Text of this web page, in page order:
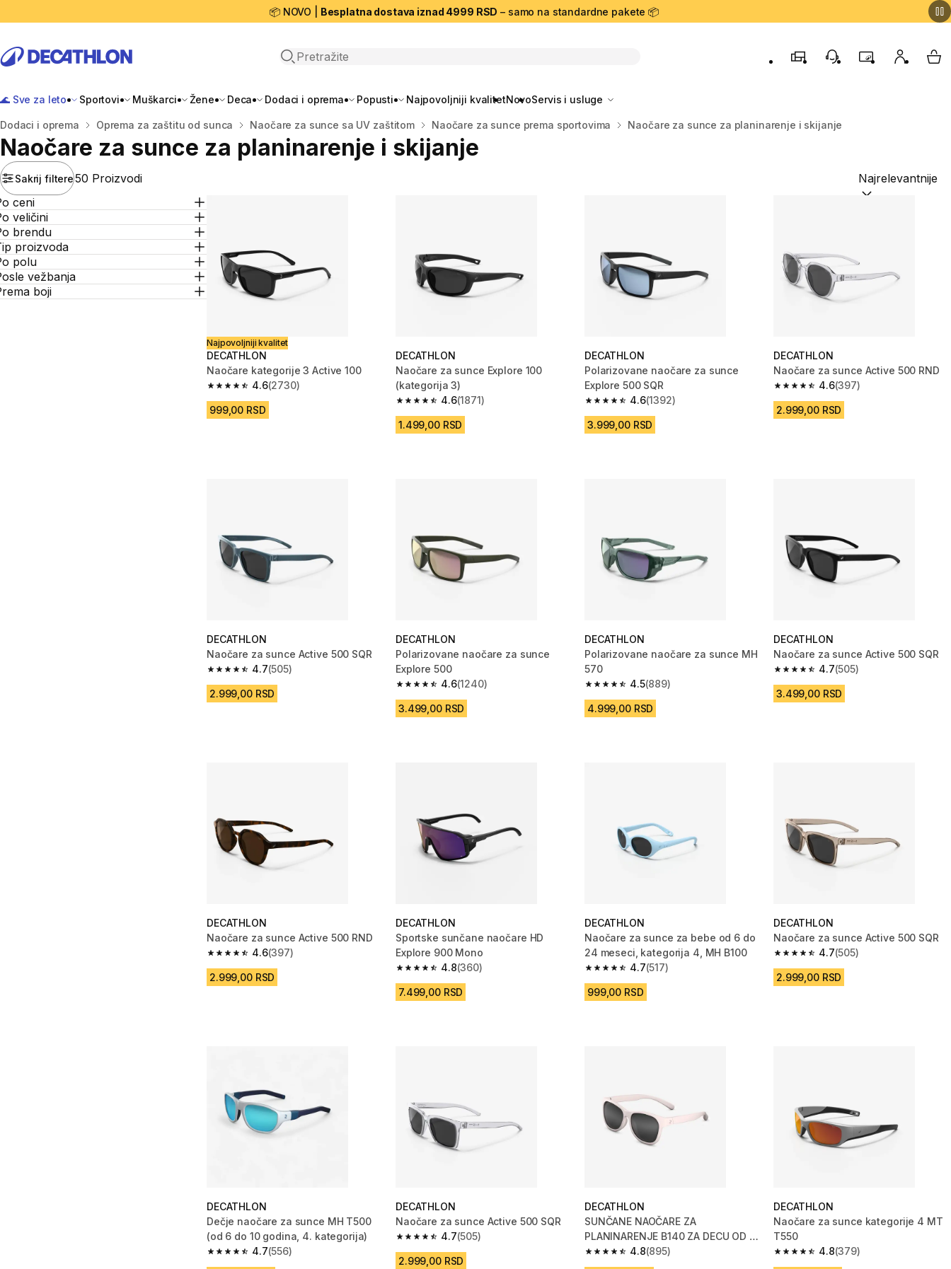
📦 NOVO | Besplatna dostava iznad 4999 RSD – samo na standardne pakete 📦
Open search
ProdavniceKorisnička podrška
ProgramMoj nalogMy
🌊 Sve za leto Sportovi Muškarci Žene Deca Dodaci i oprema Popusti Najpovoljniji kvalitetNovoServis i usluge
Početna stranica
Dodaci i oprema Oprema za zaštitu od sunca Naočare za sunce sa UV zaštitom Naočare za sunce prema sportovima Naočare za sunce za planinarenje i skijanje
Naočare za sunce za planinarenje i skijanje
Sakrij filtere50 Proizvodi Sortiraj po:
ceni
veličini
brendu
proizvoda
polu
vežbanja
boji
Najpovoljniji kvalitet
DECATHLON
Naočare kategorije 3 Active 100
4.6
4.6 od 5 zvezdica from 2730 Recenzije
(2730)
999,00 RSD
DECATHLON
Naočare za sunce Explore 100
(kategorija 3)
4.6
4.6 od 5 zvezdica from 1871 Recenzije
(1871)
1.499,00 RSD
DECATHLON
Polarizovane naočare za sunce
Explore 500 SQR
4.6
4.6 od 5 zvezdica from 1392 Recenzije
(1392)
3.999,00 RSD
DECATHLON
Naočare za sunce Active 500 RND
4.6
4.6 od 5 zvezdica from 397
(397)
2.999,00 RSD
DECATHLON
Naočare za sunce Active 500 SQR
4.7
4.7 od 5 zvezdica from 505 Recenzije
(505)
2.999,00 RSD
DECATHLON
Polarizovane naočare za sunce
Explore 500
4.6
4.6 od 5 zvezdica from 1240 Recenzije
(1240)
3.499,00 RSD
DECATHLON
Polarizovane naočare za sunce MH
570
4.5
4.5 od 5 zvezdica from 889 Recenzije
(889)
4.999,00 RSD
DECATHLON
Naočare za sunce Active 500 SQR
4.7
4.7 od 5 zvezdica from 505
(505)
3.499,00 RSD
DECATHLON
Naočare za sunce Active 500 RND
4.6
4.6 od 5 zvezdica from 397 Recenzije
(397)
2.999,00 RSD
DECATHLON
Sportske sunčane naočare HD
Explore 900 Mono
4.8
4.8 od 5 zvezdica from 360 Recenzije
(360)
7.499,00 RSD
DECATHLON
Naočare za sunce za bebe od 6 do
24 meseci, kategorija 4, MH B100
4.7
4.7 od 5 zvezdica from 517 Recenzije
(517)
999,00 RSD
DECATHLON
Naočare za sunce Active 500 SQR
4.7
4.7 od 5 zvezdica from 505
(505)
2.999,00 RSD
DECATHLON
Dečje naočare za sunce MH T500
(od 6 do 10 godina, 4. kategorija)
4.7
4.7 od 5 zvezdica from 556 Recenzije
(556)
DECATHLON
Naočare za sunce Active 500 SQR
4.7
4.7 od 5 zvezdica from 505 Recenzije
(505)
2.999,00 RSD
DECATHLON
SUNČANE NAOČARE ZA
PLANINARENJE B140 ZA DECU OD 2
DO 3 GODINE KATEGORIJA 3 ROZE
4.8
4.8 od 5 zvezdica from 895 Recenzije
(895)
DECATHLON
Naočare za sunce kategorije 4 MT
T550
4.8
4.8 od 5 zvezdica from 379
(379)